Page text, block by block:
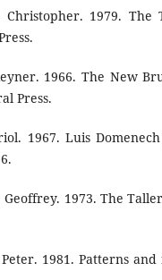
Christopher. 1979. The
1966. The New
Press.
1967. Luis
1973. The
1981. Patterns